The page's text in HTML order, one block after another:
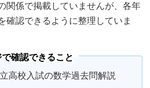
関係で掲載していませんが、各年
確認できるように整理していま
確認できること
高校入試の数学過去問解説